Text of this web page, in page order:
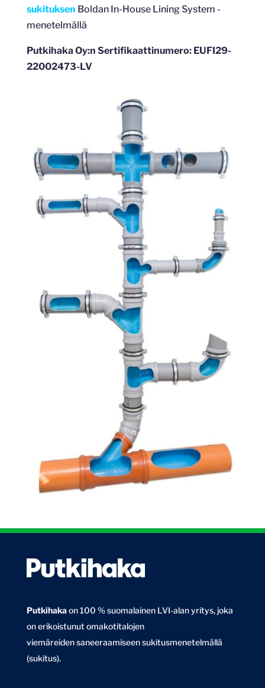
sukituksen Boldan In-House Lining System -
menetelmällä
Putkihaka Oy:n Sertifikaattinumero: EUFI29-
22002473-LV
Putkihakaon 100 % suomalainen LVI-alan yritys, joka
on erikoistunut omakotitalojen
viemäreiden saneeraamiseen sukitusmenetelmällä
(sukitus).